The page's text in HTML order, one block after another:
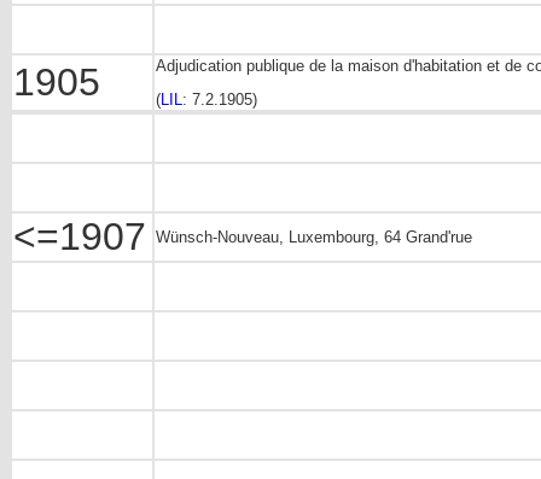
1905
Adjudication publique de la maison d'habitation et de
(LIL: 7.2.1905)
<=1907 Wünsch-Nouveau, Luxembourg, 64 Grand'rue